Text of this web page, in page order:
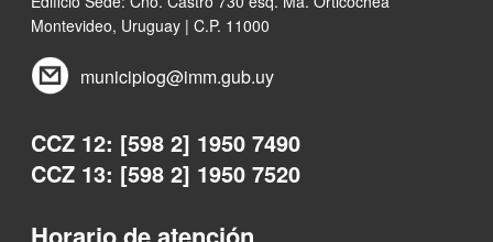
Montevideo, Uruguay | C.P. 11000
municipiog@imm.gub.uy
CCZ 12: [598 2] 1950 7490
CCZ 13: [598 2] 1950 7520
Horario de atención